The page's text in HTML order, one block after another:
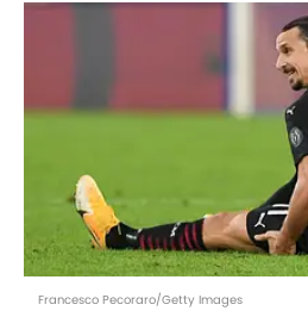
Francesco Pecoraro/Getty Images